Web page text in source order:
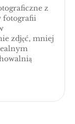
z
fotografii
zdjęć, mniej